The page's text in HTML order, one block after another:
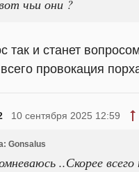
чьи они ?
так и станет
провокация
10 сентября 2025 12:59
Gonsalus
..Скорее всего